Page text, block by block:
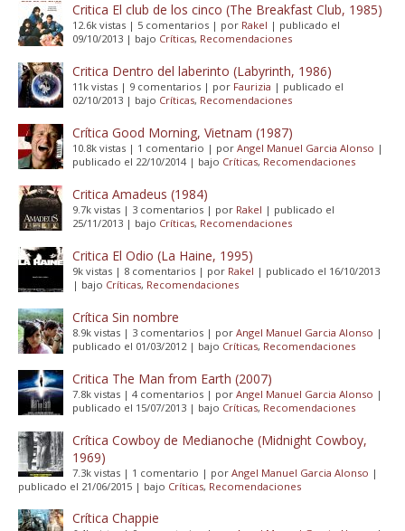
Critica El club de los cinco (The Breakfast Club, 1985)
12.6k vistas | 5 comentarios | por Rakel | publicado el
09/10/2013 | bajo Críticas, Recomendaciones
Critica Dentro del laberinto (Labyrinth, 1986)
11k vistas | 9 comentarios | por Faurizia | publicado el
02/10/2013 | bajo Críticas, Recomendaciones
Crítica Good Morning, Vietnam (1987)
10.8k vistas | 1 comentario | por Angel Manuel Garcia Alonso |
publicado el 22/10/2014| bajo Críticas, Recomendaciones
Critica Amadeus (1984)
9.7k vistas | 3 comentarios | por Rakel | publicado el
25/11/2013 | bajo Críticas, Recomendaciones
Critica El Odio (La Haine, 1995)
9k vistas | 8 comentarios | por Rakel | publicado el 16/10/2013
| bajo Críticas, Recomendaciones
Crítica Sin nombre
8.9k vistas | 3 comentarios | por Angel Manuel Garcia Alonso |
publicado el 01/03/2012| bajo Críticas, Recomendaciones
Critica The Man from Earth (2007)
7.8k vistas | 4 comentarios | por Angel Manuel Garcia Alonso |
publicado el 15/07/2013 | bajo Críticas, Recomendaciones
Crítica Cowboy de Medianoche (Midnight Cowboy,
1969)
7.3k vistas | 1 comentario | por Angel Manuel Garcia Alonso |
publicado el 21/06/2015 | bajo Críticas, Recomendaciones
Crítica Chappie